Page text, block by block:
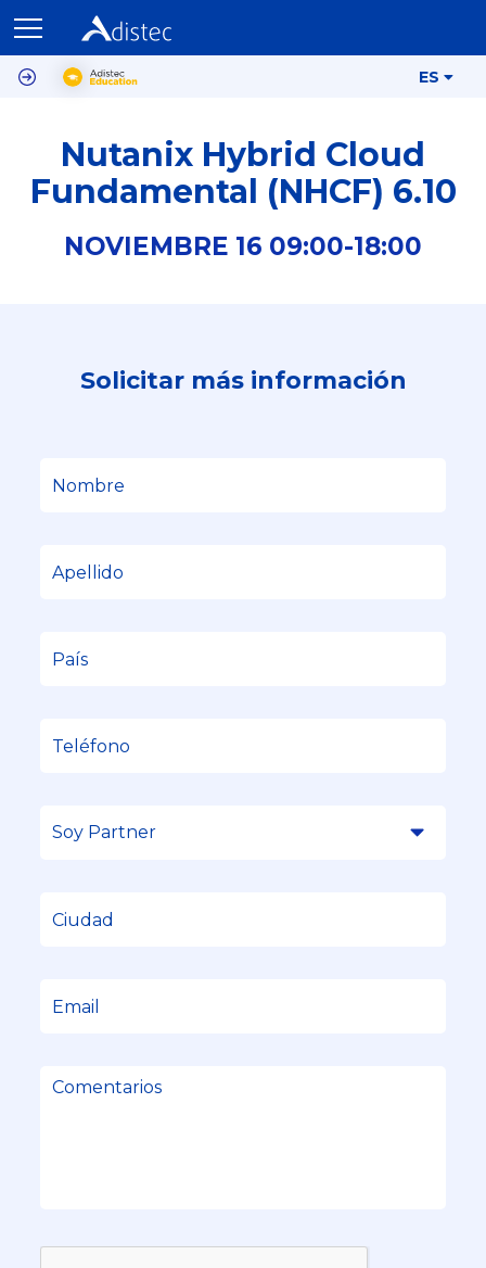
ES
Nutanix Hybrid Cloud
Fundamental (NHCF) 6.10
NOVIEMBRE 16 09:00-18:00
Solicitar más información